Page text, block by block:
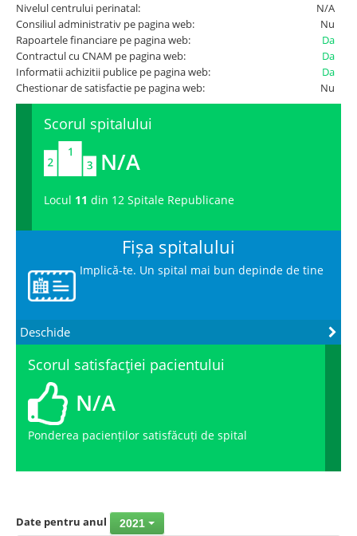
SanoTeca
Nivelul centrului perinatal:
N/A
Consiliul administrativ pe pagina web:
Nu
Rapoartele financiare pe pagina web:
Da
Contractul cu CNAM pe pagina web:
Da
Informatii achizitii publice pe pagina web:
Da
Chestionar de satisfactie pe pagina web:
Nu
Scorul spitalului
N/A
Locul 11 din 12 Spitale Republicane
Fișa spitalului
Implică-te. Un spital mai bun depinde de tine
Deschide
Scorul satisfacţiei pacientului
N/A
Ponderea pacienților satisfăcuți de spital
Date pentru anul 2021